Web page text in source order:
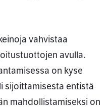
vahvistaa
avulla.
on kyse
sijoittamisesta entistä
mahdollistamiseksi on